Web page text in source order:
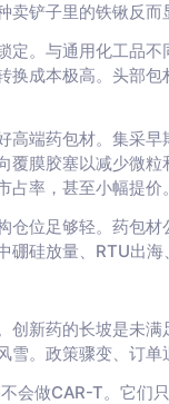
铲子里的铁锹反而
定。与通用化工品
换成本极高。头部
高端药包材。集采
覆膜胶塞以减少微
占率，甚至小幅提价
仓位足够轻。药包
硼硅放量、RTU出
创新药的长坡是未
雪。政策骤变、订
会做CAR-T。它们